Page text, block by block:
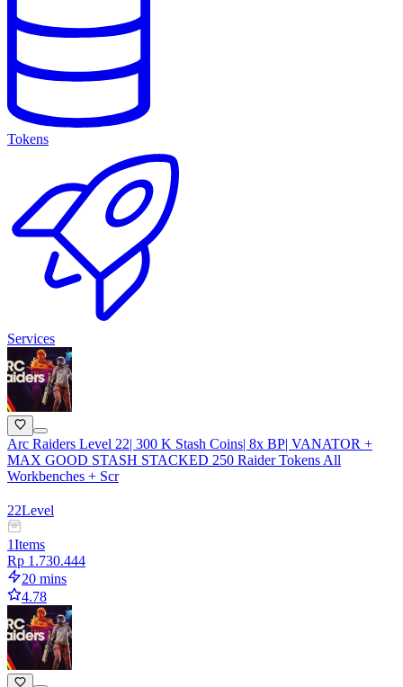
Tokens
Services
Arc Raiders Level 22| 300 K Stash Coins| 8x BP| VANATOR +
MAX GOOD STASH STACKED 250 Raider Tokens All
Workbenches + Scr
22Level
1Items
Rp 1.730.444
20 mins
4.78